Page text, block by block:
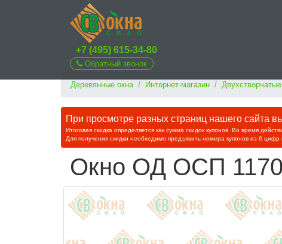
+7 (495) 615-34-80
Обратный звонок
Деревянные окна Интернет-магазин
При просмотре разных страниц нашего сайта
Итоговая скидка определяется как сумма скидок купонов. Во время
Для получения скидки необходимо предъявить номера купонов из 6
Окно ОД ОСП